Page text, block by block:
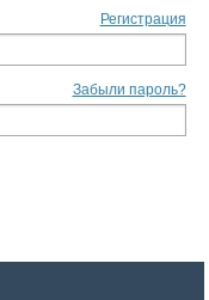
Регистрация
Забыли пароль?